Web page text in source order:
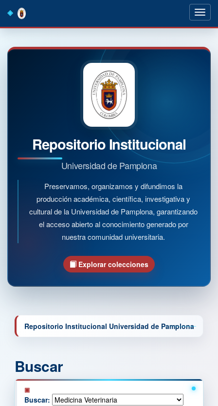
navigation
Repositorio Institucional
Universidad de Pamplona
Preservamos, organizamos y difundimos la
producción académica, científica, investigativa y
cultural de la Universidad de Pamplona, garantizando
el acceso abierto al conocimiento generado por
nuestra comunidad universitaria.
Explorar colecciones
Repositorio Institucional Universidad de Pamplona
Buscar
Buscar: